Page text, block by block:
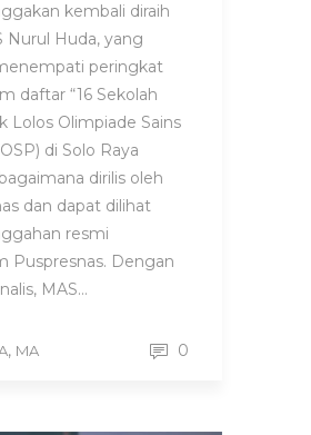
kembali diraih
Nurul Huda, yang
peringkat
daftar “16 Sekolah
Lolos Olimpiade Sains
di Solo Raya
dirilis oleh
dan dapat dilihat
resmi
Puspresnas. Dengan
MAS…
, MA 0